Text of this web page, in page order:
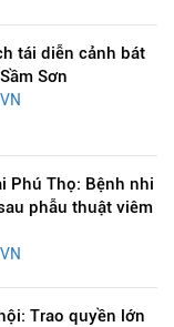
tái diễn cảnh bát
Sơn
Phú Thọ: Bệnh nhi
phẫu thuật viêm
Trao quyền lớn